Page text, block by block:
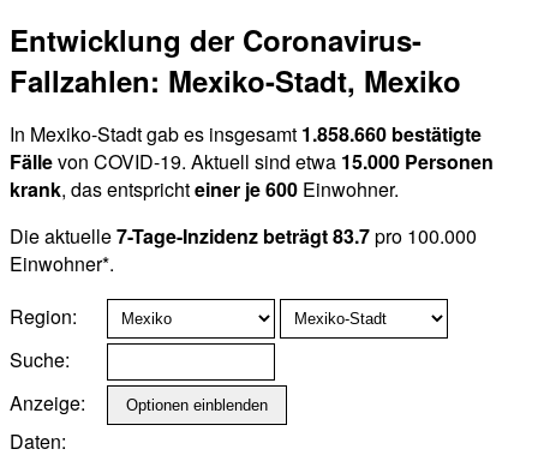
Entwicklung der Coronavirus-
Fallzahlen: Mexiko-Stadt, Mexiko
In Mexiko-Stadt gab es insgesamt 1.858.660 bestätigte
Fällevon COVID-19. Aktuell sind etwa 15.000 Personen
krank, das entsprichteiner je 600 Einwohner.
Die aktuelle7-Tage-Inzidenz beträgt 83.7pro 100.000
Einwohner*.
Region:
Suche:
Anzeige:
Daten: